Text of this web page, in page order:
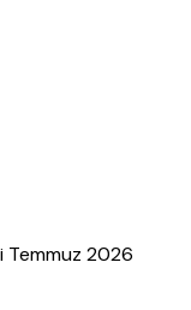
Temmuz 2026